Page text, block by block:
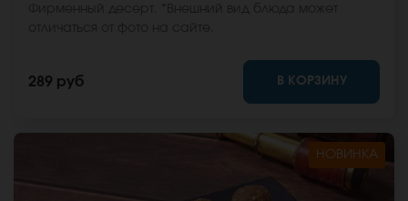
289 руб В КОРЗИНУ
НОВИНКА